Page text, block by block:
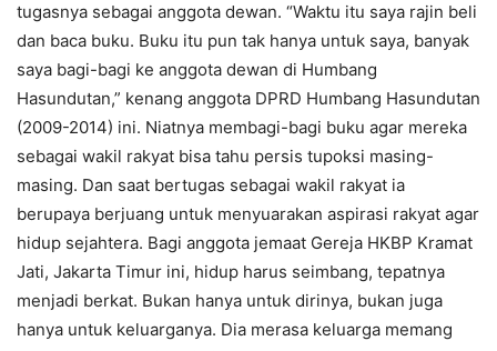
tugasnya sebagai anggota dewan. “Waktu itu saya rajin beli
dan baca buku. Buku itu pun tak hanya untuk saya, banyak
saya bagi-bagi ke anggota dewan di Humbang
Hasundutan,” kenang anggota DPRD Humbang Hasundutan
(2009-2014) ini. Niatnya membagi-bagi buku agar mereka
sebagai wakil rakyat bisa tahu persis tupoksi masing-
masing. Dan saat bertugas sebagai wakil rakyat ia
berupaya berjuang untuk menyuarakan aspirasi rakyat agar
hidup sejahtera. Bagi anggota jemaat Gereja HKBP Kramat
Jati, Jakarta Timur ini, hidup harus seimbang, tepatnya
menjadi berkat. Bukan hanya untuk dirinya, bukan juga
hanya untuk keluarganya. Dia merasa keluarga memang